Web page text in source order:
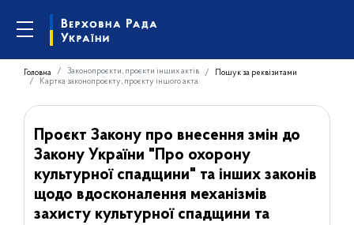
Головна Законопроєкти, проєкти інших актів
Пошук за реквізитами
Картка законопроєкту, проєкту іншого акта
Проєкт Закону про внесення змін до
Закону України "Про охорону
культурної спадщини" та інших законів
щодо вдосконалення механізмів
захисту культурної спадщини та